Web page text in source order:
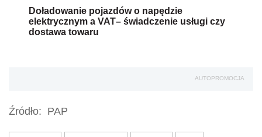
Doładowanie pojazdów o napędzie
elektrycznym a VAT– świadczenie usługi czy
dostawa towaru
AUTOPROMOCJA
Źródło: PAP